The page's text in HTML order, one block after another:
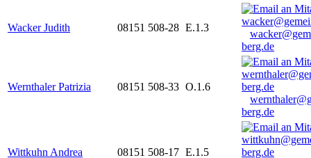
Wacker Judith 08151 508-28 E.1.3
berg.de
Wernthaler Patrizia 08151 508-33 O.1.6
berg.de
Wittkuhn Andrea 08151 508-17 E.1.5